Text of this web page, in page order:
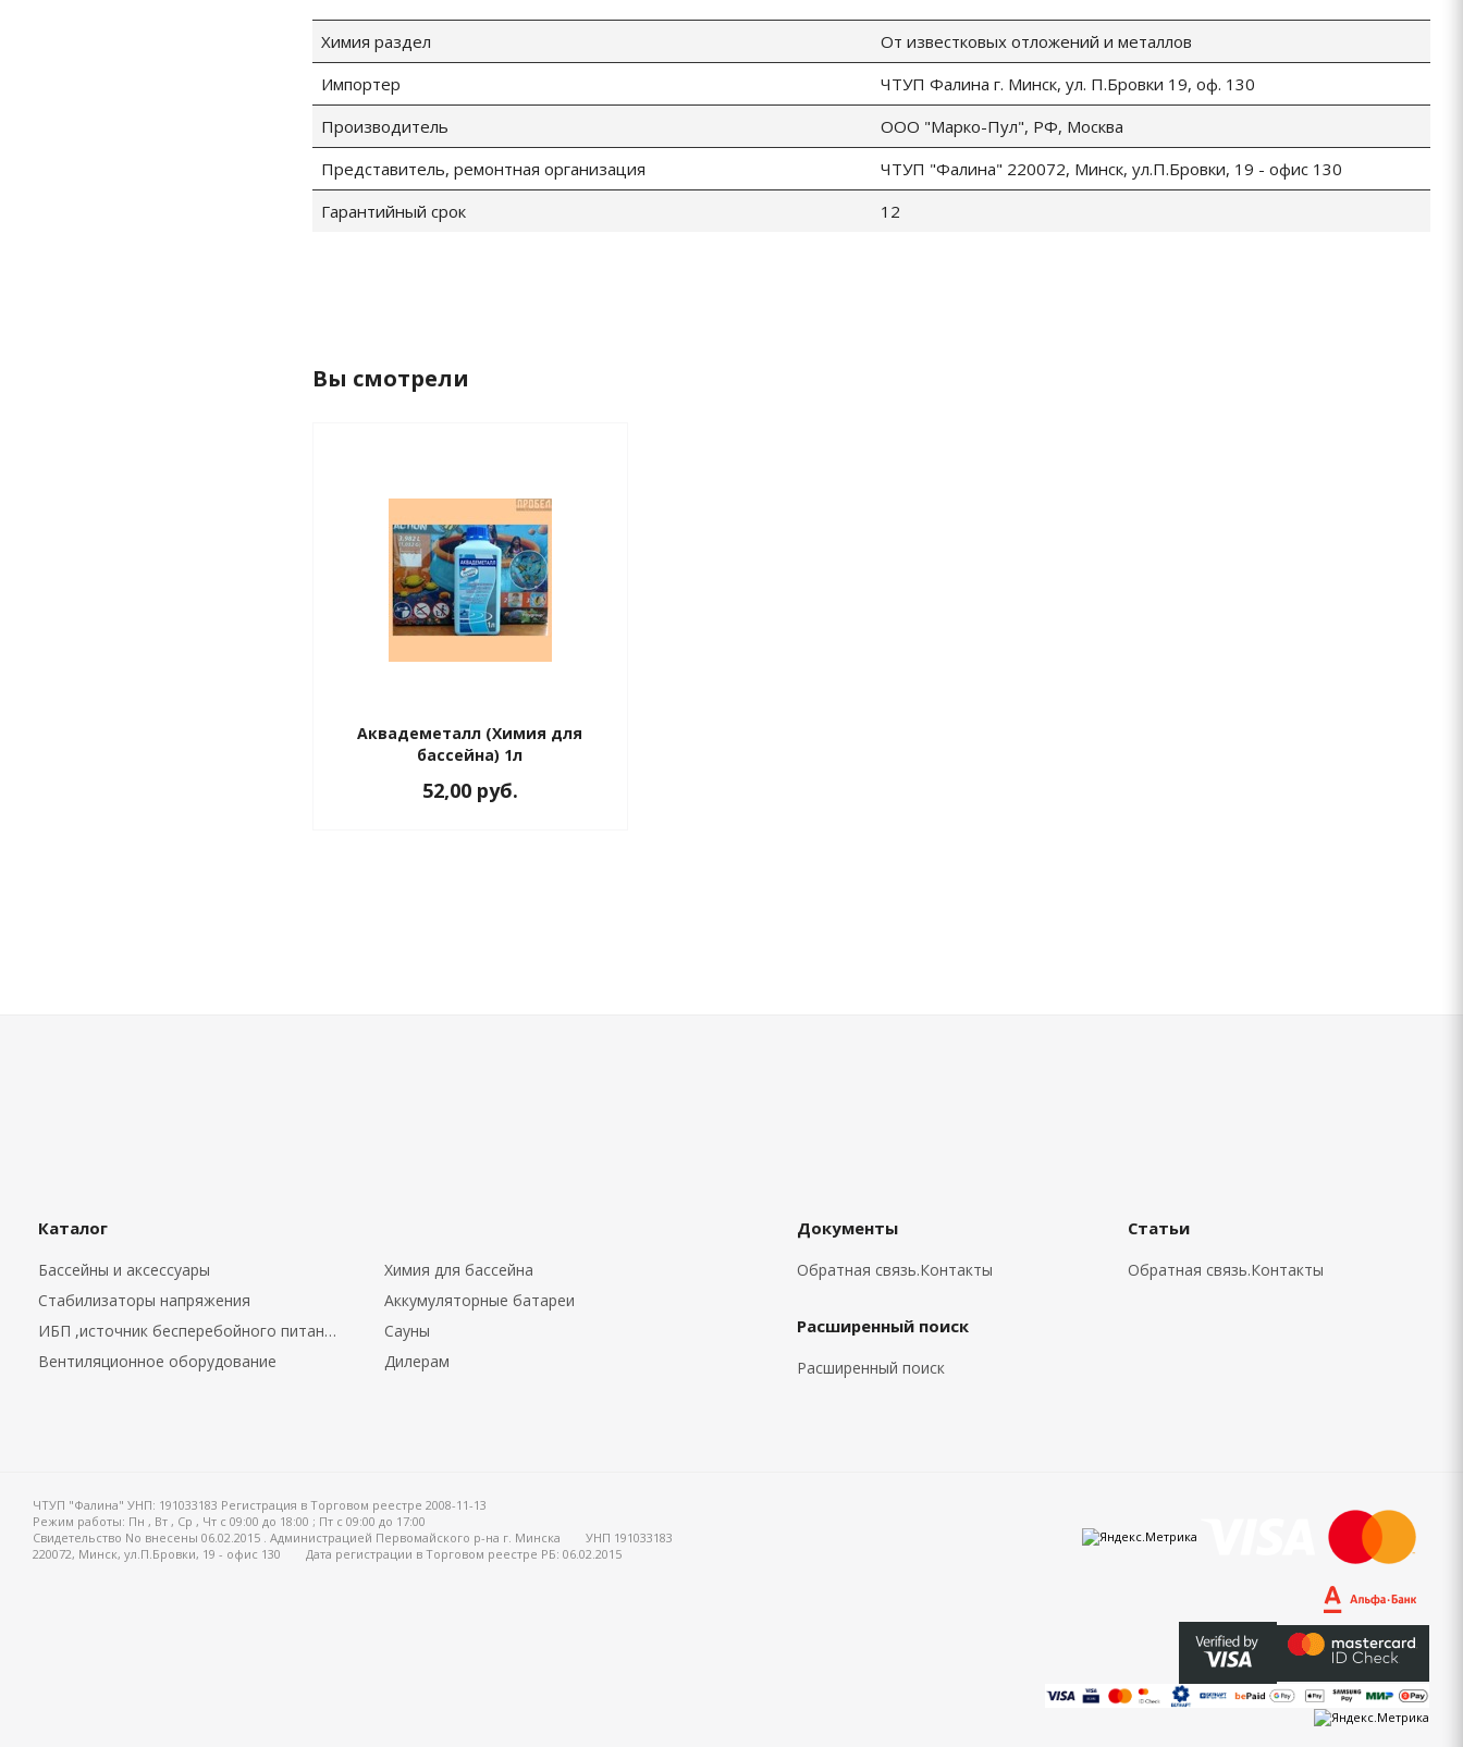
Химия раздел
От известковых отложений и металлов
Импортер
ЧТУП Фалина г. Минск, ул. П.Бровки 19, оф. 130
Производитель
ООО "Марко-Пул", РФ, Москва
Представитель, ремонтная организация
ЧТУП "Фалина" 220072, Минск, ул.П.Бровки, 19 - офис 130
Гарантийный срок
12
Вы смотрели
Аквадеметалл (Химия для
бассейна) 1л
52,00 руб.
Каталог
Бассейны и аксессуары
Химия для бассейна
Стабилизаторы напряжения
Аккумуляторные батареи
ИБП ,источник бесперебойного питания.
Сауны
Вентиляционное оборудование
Дилерам
Документы
Обратная связь.Контакты
Статьи
Обратная связь.Контакты
Расширенный поиск
Расширенный поиск
ЧТУП "Фалина" УНП: 191033183 Регистрация в Торговом реестре 2008-11-13
Режим работы: Пн , Вт , Ср , Чт c 09:00 до 18:00 ; Пт c 09:00 до 17:00
Свидетельство No внесены 06.02.2015 . Администрацией Первомайского р-на г. Минска
УНП 191033183
220072, Минск, ул.П.Бровки, 19 - офис 130
Дата регистрации в Торговом реестре РБ: 06.02.2015